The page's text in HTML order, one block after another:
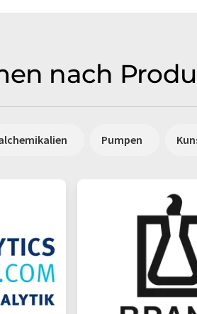
nach
Pumpen